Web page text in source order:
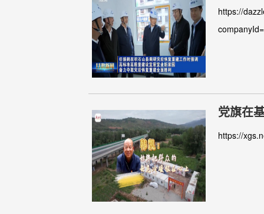
宜业新
https://
党旗在
https://